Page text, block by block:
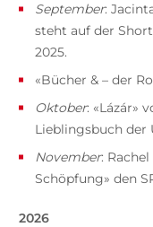
September:
steht auf der
2025.
«Bücher & – der
Oktober: «Lázár»
Lieblingsbuch der
November:
Schöpfung» den
2026